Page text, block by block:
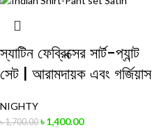
স্যাটিন ফেব্রিক্সের সার্ট-প্যান্ট
সেট | আরামদায়ক এবং গর্জিয়াস
NIGHTY
৳1,700.00 ৳1,400.00